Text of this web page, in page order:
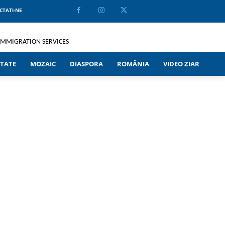
NE
MOZAIC DIASPORA ROMÂNIA VIDEO ZIAR